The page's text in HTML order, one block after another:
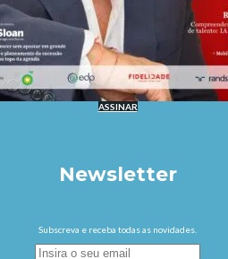
ASSINAR
Newsletter
Subscreva e receba todas as novidades.